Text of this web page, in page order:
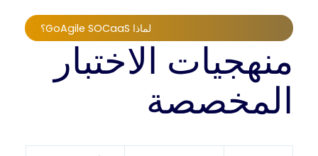
لماذا GoAgile SOCaaS؟
منهجيات الاختبار
المخصصة